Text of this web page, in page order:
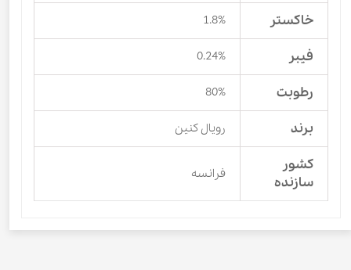
خاکستر 1.8%
فیبر 0.24%
رطوبت 80%
برند رویال کنین
کشور
سازنده
فرانسه